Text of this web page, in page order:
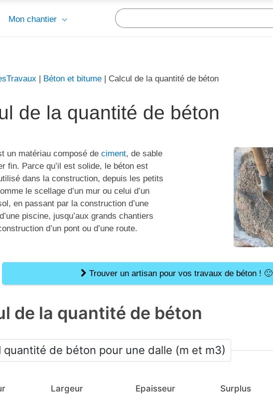
Mon chantier
| Béton et bitume| Calcul de la quantité de béton
de la quantité de béton
un matériau composé de ciment, de sable
fin. Parce qu’il est solide, le béton est
dans la construction, depuis les petits
le scellage d’un mur ou celui d’un
en passant par la construction d’une
piscine, jusqu’aux grands chantiers
d’un pont ou d’une route.
Trouver un artisan pour vos travaux de béton ! 🙂
de la quantité de béton
Calcul quantité de béton pour une dalle (m et m3)
Largeur Epaisseur Surplus